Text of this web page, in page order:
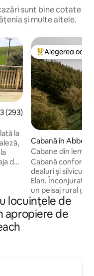
sunt bine cotate
și multe altele.
oaspeților
de 4,93 din 5, 293
(293)
la
de
Locuință din
Alegerea
Cabană în
Cabane din lemn
Cabană
dealuri și
Elan. Înconjurat de o fermă funcțională și
un peisaj rural
mulțime de
Privat și liniștit,
doresc să scape
locuințele de
apropiere de